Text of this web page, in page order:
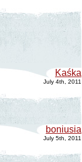
Kaśka
July 4th, 2011
boniusia
July 5th, 2011